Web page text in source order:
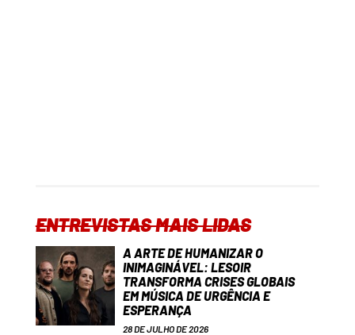
ENTREVISTAS MAIS LIDAS
A ARTE DE HUMANIZAR O
INIMAGINÁVEL: LESOIR
TRANSFORMA CRISES GLOBAIS
EM MÚSICA DE URGÊNCIA E
ESPERANÇA
28 DE JULHO DE 2026